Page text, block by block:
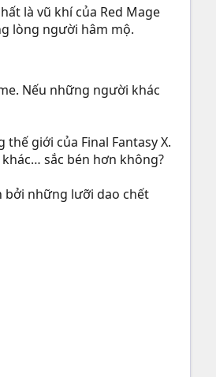
là vũ khí của Red Mage
lòng người hâm mộ.
Nếu những người khác
giới của Final Fantasy X.
sắc bén hơn không?
bởi những lưỡi dao chết